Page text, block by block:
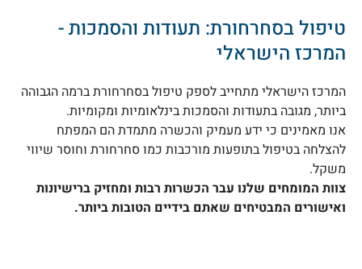
טיפול בסחרחורת: תעודות והסמכות -
המרכז הישראלי
המרכז הישראלי מתחייב לספק טיפול בסחרחורת ברמה הגבוהה
ביותר, מגובה בתעודות והסמכות בינלאומיות ומקומיות.
אנו מאמינים כי ידע מעמיק והכשרה מתמדת הם המפתח
להצלחה בטיפול בתופעות מורכבות כמו סחרחורת וחוסר שיווי
משקל.
צוות המומחים שלנו עבר הכשרות רבות ומחזיק ברישיונות
ואישורים המבטיחים שאתם בידיים הטובות ביותר.